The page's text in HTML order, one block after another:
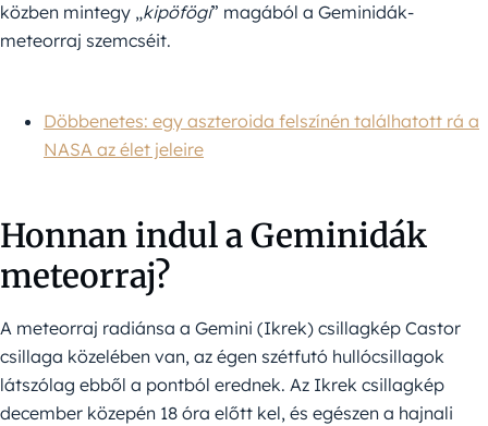
közben mintegy „kipöfögi” magából a Geminidák-
meteorraj szemcséit.
Döbbenetes: egy aszteroida felszínén találhatott rá a
NASA az élet jeleire
Honnan indul a Geminidák
meteorraj?
A meteorraj radiánsa a Gemini (Ikrek) csillagkép Castor
csillaga közelében van, az égen szétfutó hullócsillagok
látszólag ebből a pontból erednek. Az Ikrek csillagkép
december közepén 18 óra előtt kel, és egészen a hajnali